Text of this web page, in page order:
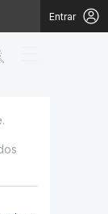
Entrar